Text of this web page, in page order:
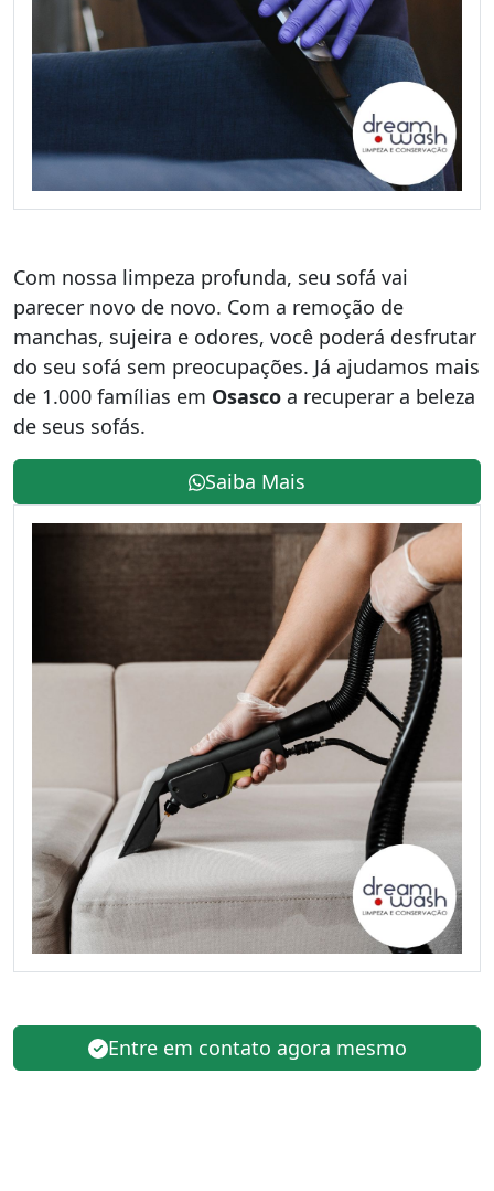
Com nossa limpeza profunda, seu sofá vai
parecer novo de novo. Com a remoção de
manchas, sujeira e odores, você poderá desfrutar
do seu sofá sem preocupações. Já ajudamos mais
de 1.000 famílias em Osasco a recuperar a beleza
de seus sofás.
Saiba Mais
Entre em contato agora mesmo